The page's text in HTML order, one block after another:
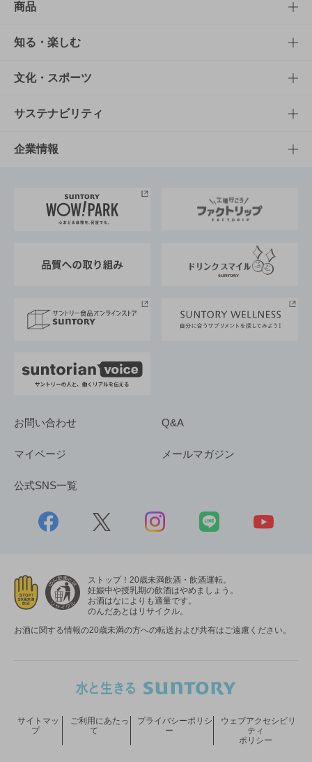
商品
商品TOP
商品一覧
商品発売情報
栄養成分一覧
知る・楽しむ
知る・楽しむTOP
キャンペーン
工場見学
地域情報
文化・スポーツ
文化・スポーツTOP
サントリーホール
サントリーサンバーズ大阪
サステナビリティ
サステナビリティTOP
サントリーが考えるサステナビリティ経営
企業情報
企業概要
採用情報
お問い合わせ Q&A
マイページ メールマガジン
公式SNS一覧
ストップ！20歳未満飲酒・飲酒運転。
妊娠中や授乳期の飲酒はやめましょう。
お酒はなによりも適量です。
のんだあとはリサイクル。
お酒に関する情報の20歳未満の方への転送および共有はご遠慮ください。
サイトマッ
プ
ご利用にあたっ
て
プライバシーポリシ
ー
ウェブアクセシビリ
ティ
ポリシー